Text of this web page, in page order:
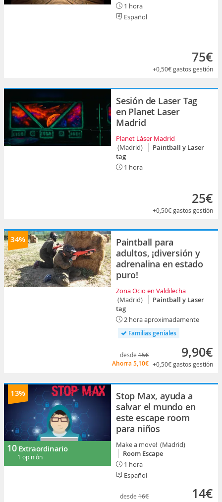
1 hora
Español
75€
+0,50€gastos gestión
Sesión de Laser Tag
en Planet Laser
Madrid
Planet Láser Madrid
(Madrid)
Paintball y Laser
tag
1 hora
25€
+0,50€gastos gestión
34%
Paintball para
adultos, ¡diversión y
adrenalina en estado
puro!
Zona Ocio en Valdilecha
(Madrid)
Paintball y Laser
tag
2 hora aproximadamente
Familias geniales
desde 15€
Ahorra 5,10€
9,90€
+0,50€gastos gestión
13%
10 Extraordinario
1 opinión
Stop Max, ayuda a
salvar el mundo en
este escape room
para niños
Make a move! (Madrid)
Room Escape
1 hora
Español
desde 16€ 14€